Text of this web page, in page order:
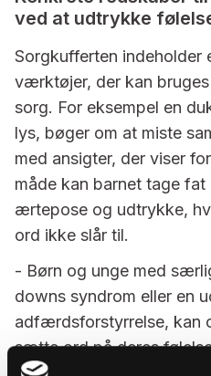
ved at udtrykke
Sorgkufferten
værktøjer, der kan
sorg. For eksempel en
lys, bøger om at miste
med ansigter, der viser
måde kan barnet tage
ærtepose og udtrykke,
ord ikke slår til.
- Børn og unge med
downs syndrom eller en
adfærdsforstyrrelse, kan
sætte ord på deres